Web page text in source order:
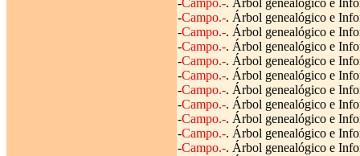
-Campo.-. Árbol genealógico e
-Campo.-. Árbol genealógico e
-Campo.-. Árbol genealógico e
-Campo.-. Árbol genealógico e
-Campo.-. Árbol genealógico e
-Campo.-. Árbol genealógico e
-Campo.-. Árbol genealógico e
-Campo.-. Árbol genealógico e
-Campo.-. Árbol genealógico e
-Campo.-. Árbol genealógico e
-Campo.-. Árbol genealógico e